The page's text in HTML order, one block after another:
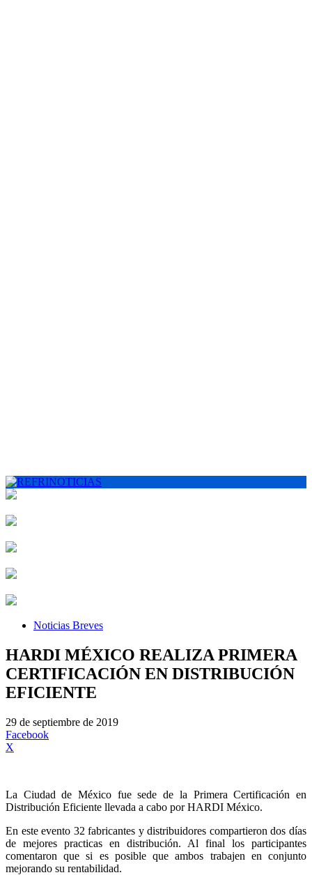
Noticias Breves
HARDI MÉXICO REALIZA PRIMERA
CERTIFICACIÓN EN DISTRIBUCIÓN
EFICIENTE
29 de septiembre de 2019
Facebook
X
La Ciudad de México fue sede de la Primera Certificación en
Distribución Eficiente llevada a cabo por HARDI México.
En este evento 32 fabricantes y distribuidores compartieron dos días
de mejores practicas en distribución. Al final los participantes
comentaron que si es posible que ambos trabajen en conjunto
mejorando su rentabilidad.